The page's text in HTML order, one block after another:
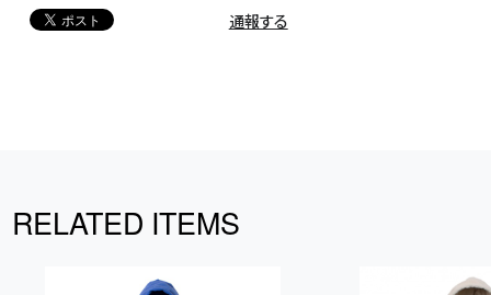
通報する
RELATED ITEMS